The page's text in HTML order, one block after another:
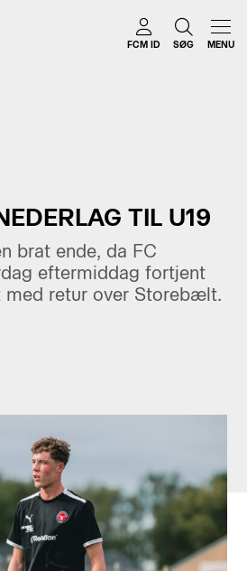
FCM ID SØG MENU
TIL U19
brat ende, da FC
eftermiddag fortjent
retur over Storebælt.